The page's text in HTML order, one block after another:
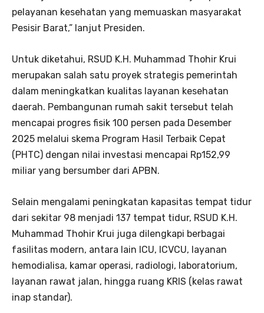
pelayanan kesehatan yang memuaskan masyarakat
Pesisir Barat,” lanjut Presiden.
Untuk diketahui, RSUD K.H. Muhammad Thohir Krui
merupakan salah satu proyek strategis pemerintah
dalam meningkatkan kualitas layanan kesehatan
daerah. Pembangunan rumah sakit tersebut telah
mencapai progres fisik 100 persen pada Desember
2025 melalui skema Program Hasil Terbaik Cepat
(PHTC) dengan nilai investasi mencapai Rp152,99
miliar yang bersumber dari APBN.
Selain mengalami peningkatan kapasitas tempat tidur
dari sekitar 98 menjadi 137 tempat tidur, RSUD K.H.
Muhammad Thohir Krui juga dilengkapi berbagai
fasilitas modern, antara lain ICU, ICVCU, layanan
hemodialisa, kamar operasi, radiologi, laboratorium,
layanan rawat jalan, hingga ruang KRIS (kelas rawat
inap standar).